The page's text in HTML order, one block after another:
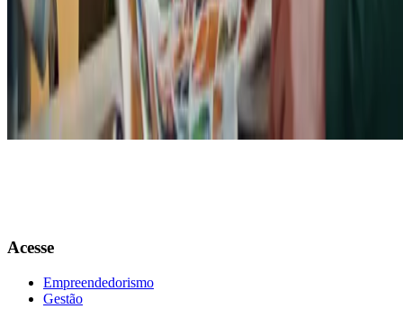
Agora que você entendeu o conceito de economia compartilhada e as
dicas para entrar nesse ecossistema de negócios, já pode avaliar se a
sua empresa pode ser adaptada. Só não se esqueça dos principais
pilares: colaboratividade, sustentabilidade e adesão à tecnologia.
Aproveite a visita ao blog para ler outro conteúdo útil:
métricas de sucesso do cliente que você precisa acompanhar
Acesse
Empreendedorismo
Gestão